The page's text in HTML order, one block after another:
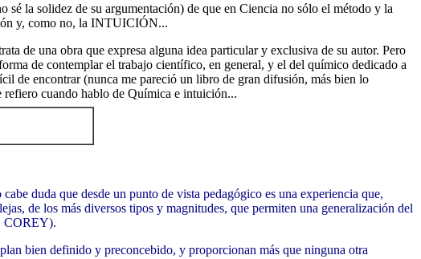
sé la solidez de su argumentación) de que en Ciencia no sólo el método y la
y, como no, la INTUICIÓN...
de una obra que expresa alguna idea particular y exclusiva de su autor. Pero
de contemplar el trabajo científico, en general, y el del químico dedicado a
de encontrar (nunca me pareció un libro de gran difusión, más bien lo
cuando hablo de Química e intuición...
duda que desde un punto de vista pedagógico es una experiencia que,
de los más diversos tipos y magnitudes, que permiten una generalización del
COREY).
bien definido y preconcebido, y proporcionan más que ninguna otra